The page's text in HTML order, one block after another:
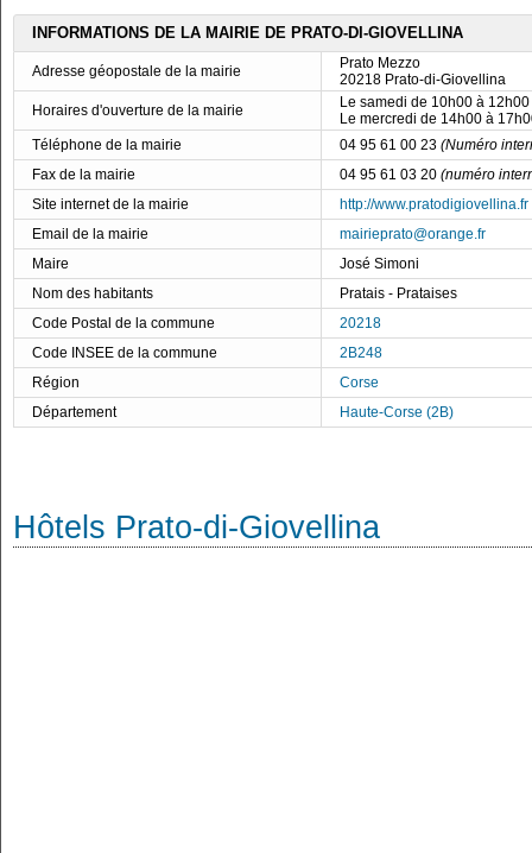
INFORMATIONS DE LA MAIRIE DE PRATO-DI-GIOVELLINA
Adresse géopostale de la mairie
Prato Mezzo
20218 Prato-di-Giovellina
Horaires d'ouverture de la mairie
Le samedi de 10h00 à 12h00
Le mercredi de 14h00 à
Téléphone de la mairie
04 95 61 00 23 (Numéro
Fax de la mairie
04 95 61 03 20 (numéro
Site internet de la mairie
http://www.pratodigiovellina.fr
Email de la mairie
mairieprato@orange.fr
Maire
José Simoni
Nom des habitants
Pratais - Prataises
Code Postal de la commune
20218
Code INSEE de la commune
2B248
Région
Corse
Département
Haute-Corse (2B)
Hôtels Prato-di-Giovellina